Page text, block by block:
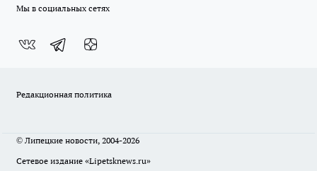
Мы в социальных сетях
Редакционная политика
© Липецкие новости, 2004-2026
Сетевое издание «Lipetsknews.ru»